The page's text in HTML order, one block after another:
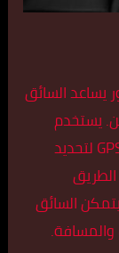
يساعد السائق
يستخدم
نظام الملاحة في تاكسي الأسطورة تقنية GPS لتحديد
السائق